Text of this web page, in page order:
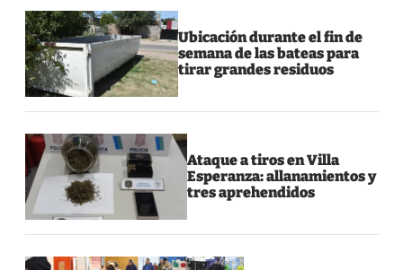
Ubicación durante el fin de
semana de las bateas para
tirar grandes residuos
Ataque a tiros en Villa
Esperanza: allanamientos y
tres aprehendidos